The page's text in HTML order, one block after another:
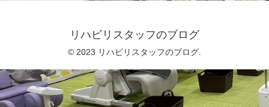
リハビリスタッフのブログ
© 2023 リハビリスタッフのブログ.